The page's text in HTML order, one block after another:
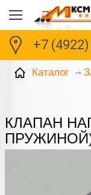
+7
Каталог
КЛАПАН